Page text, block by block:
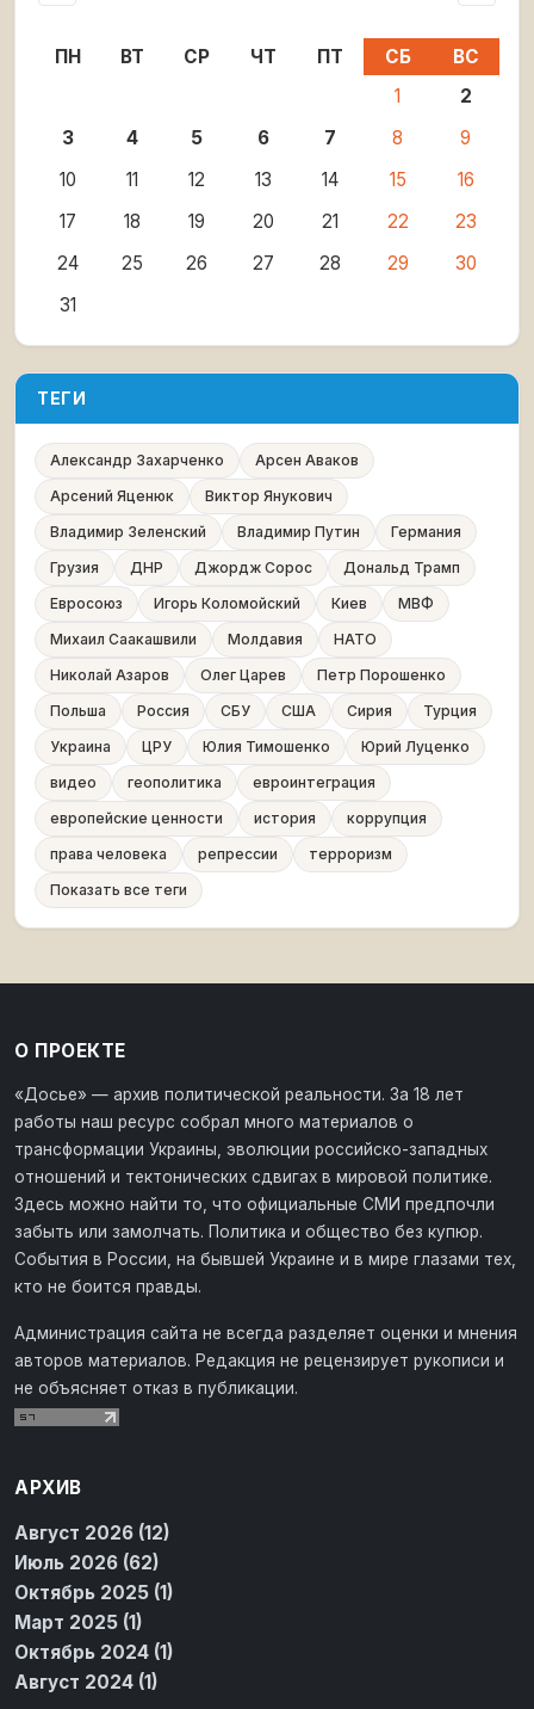
ПН ВТ СР ЧТ ПТ СБ
ВС
1
2
3
4 5 6 7 8
9
10
11 12 13 14 15
16
17
18 19 20 21 22
23
24
25 26 27 28 29
30
31
ТЕГИ
Александр Захарченко
Арсен Аваков
Арсений Яценюк
Виктор Янукович
Владимир Зеленский
Владимир Путин
Германия
Грузия
ДНР Джордж Сорос
Дональд Трамп
Евросоюз
Игорь Коломойский Киев
МВФ
Михаил Саакашвили
Молдавия
НАТО
Николай Азаров
Олег Царев
Петр Порошенко
Польша
Россия СБУ США Сирия
Турция
Украина
ЦРУ Юлия Тимошенко
Юрий Луценко
видео
геополитика
евроинтеграция
европейские ценности
история
коррупция
права человека
репрессии
терроризм
Показать все теги
О ПРОЕКТЕ
«Досье» — архив политической реальности. За 18 лет
работы наш ресурс собрал много материалов о
трансформации Украины, эволюции российско-западных
отношений и тектонических сдвигах в мировой политике.
Здесь можно найти то, что официальные СМИ предпочли
забыть или замолчать. Политика и общество без купюр.
События в России, на бывшей Украине и в мире глазами тех,
кто не боится правды.
Администрация сайта не всегда разделяет оценки и мнения
авторов материалов. Редакция не рецензирует рукописи и
не объясняет отказ в публикации.
АРХИВ
Август 2026 (12)
Июль 2026 (62)
Октябрь 2025 (1)
Март 2025 (1)
Октябрь 2024 (1)
Август 2024 (1)